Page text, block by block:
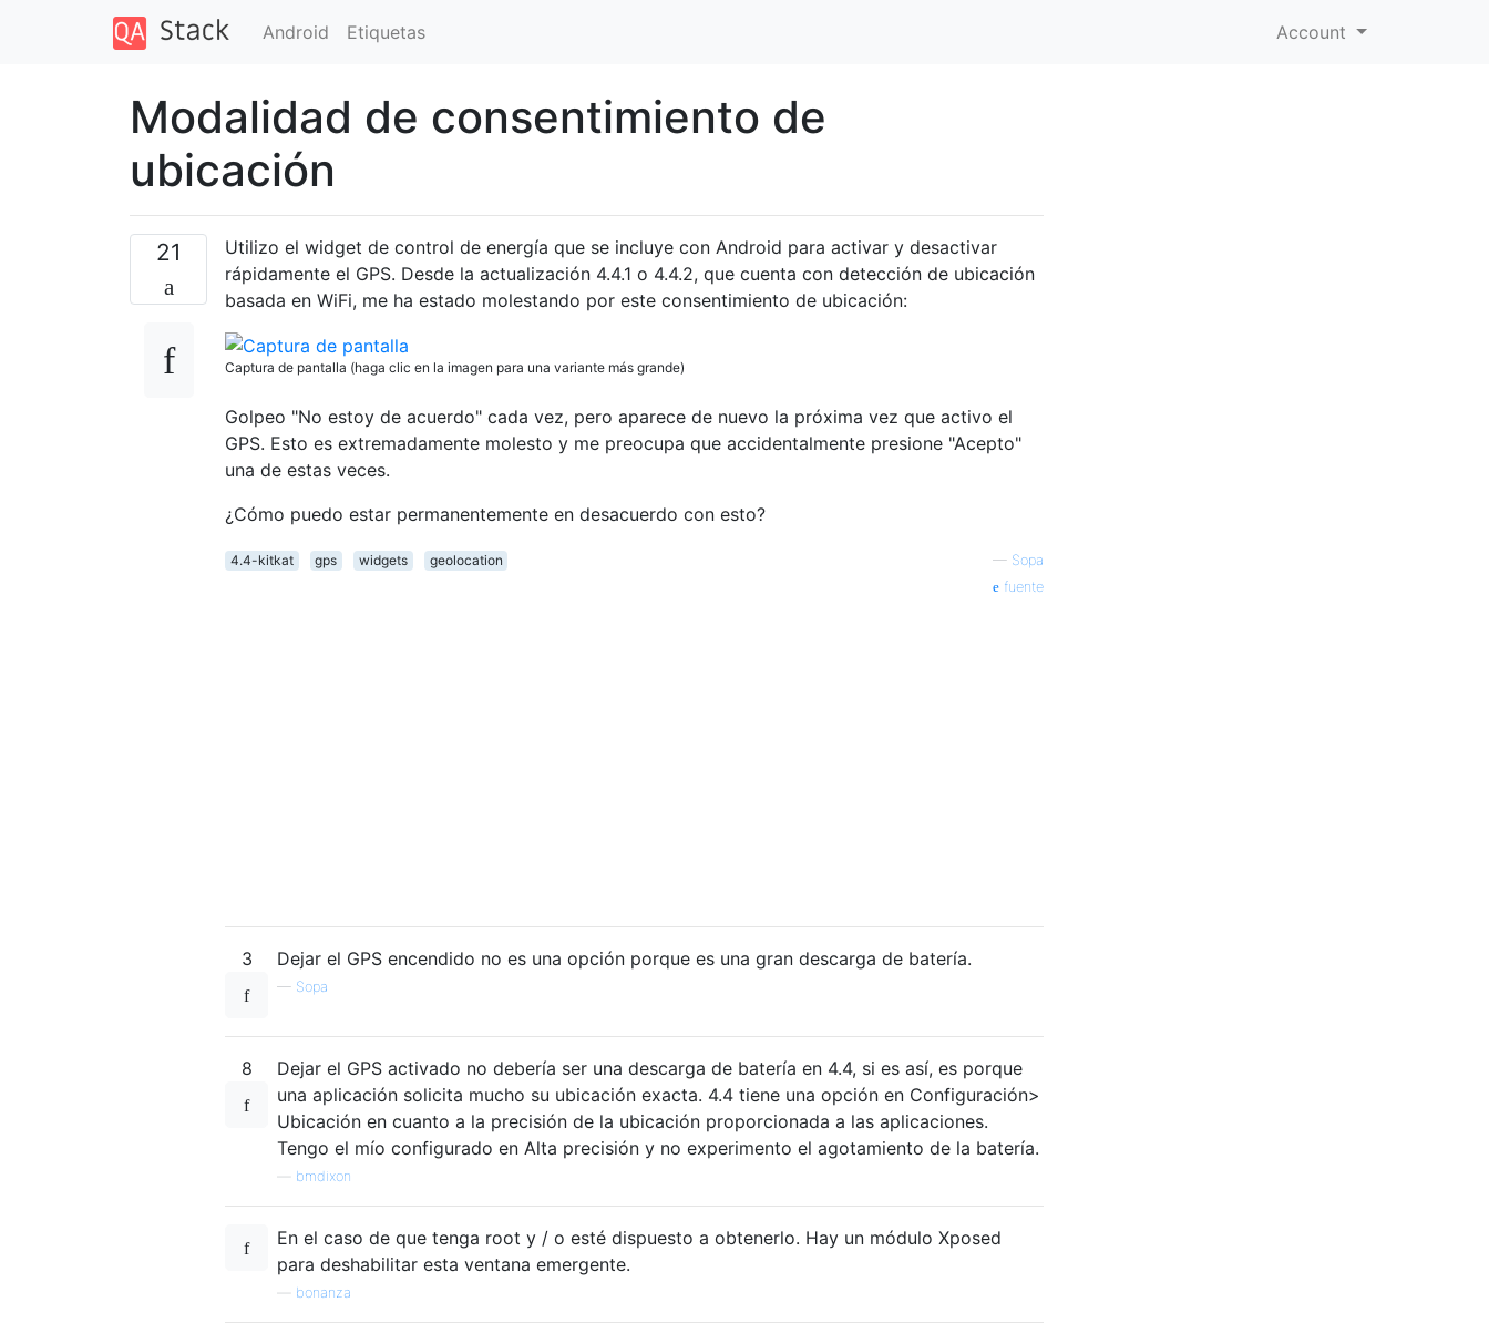
Android Etiquetas Account
Modalidad de consentimiento de
ubicación
21
Utilizo el widget de control de energía que se incluye con Android para activar y desactivar
rápidamente el GPS. Desde la actualización 4.4.1 o 4.4.2, que cuenta con detección de ubicación
basada en WiFi, me ha estado molestando por este consentimiento de ubicación:
Captura de pantalla (haga clic en la imagen para una variante más grande)
Golpeo "No estoy de acuerdo" cada vez, pero aparece de nuevo la próxima vez que activo el
GPS. Esto es extremadamente molesto y me preocupa que accidentalmente presione "Acepto"
una de estas veces.
¿Cómo puedo estar permanentemente en desacuerdo con esto?
4.4-kitkat gps widgets geolocation — Sopa
fuente
3 Dejar el GPS encendido no es una opción porque es una gran descarga de batería.
— Sopa
8
Dejar el GPS activado no debería ser una descarga de batería en 4.4, si es así, es porque
una aplicación solicita mucho su ubicación exacta. 4.4 tiene una opción en Configuración>
Ubicación en cuanto a la precisión de la ubicación proporcionada a las aplicaciones.
Tengo el mío configurado en Alta precisión y no experimento el agotamiento de la batería.
bmdixon
En el caso de que tenga root y / o esté dispuesto a obtenerlo. Hay un módulo Xposed
para deshabilitar esta ventana emergente.
bonanza